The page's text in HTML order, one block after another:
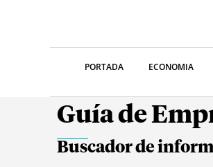
PORTADA ECONOMIA
Guía de
Buscador de